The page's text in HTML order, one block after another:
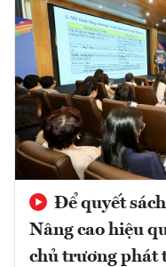
Để quyết
Nâng cao hiệu
chủ trương phát